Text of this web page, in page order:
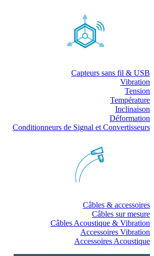
Capteurs sans fil & USB
Vibration
Tension
Température
Inclinaison
Déformation
Conditionneurs de Signal et Convertisseurs
Câbles & accessoires
Câbles sur mesure
Câbles Acoustique & Vibration
Accessoires Vibration
Accessoires Acoustique